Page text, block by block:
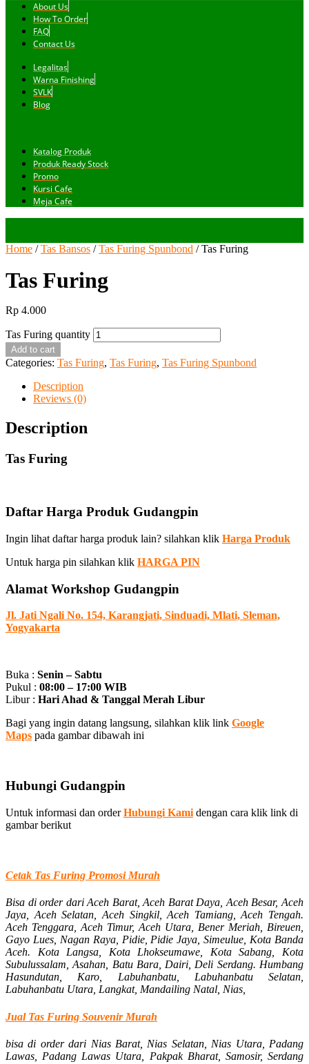
About Us
How To Order
FAQ
Contact Us
Legalitas
Warna Finishing
SVLK
Blog
Katalog Produk
Produk Ready Stock
Promo
Kursi Cafe
Meja Cafe
Home /Tas Bansos /Tas Furing Spunbond / Tas Furing
Tas Furing
Rp 4.000
Tas Furing quantity
Add to cart
Categories: Tas Furing, Tas Furing, Tas Furing Spunbond
Description
Reviews (0)
Description
Tas Furing
Daftar Harga Produk Gudangpin
Ingin lihat daftar harga produk lain? silahkan klik Harga Produk
Untuk harga pin silahkan klik HARGA PIN
Alamat Workshop Gudangpin
Jl. Jati Ngali No. 154, Karangjati, Sinduadi, Mlati, Sleman,
Yogyakarta
Buka : Senin – Sabtu
Pukul : 08:00 – 17:00 WIB
Libur : Hari Ahad & Tanggal Merah Libur
Bagi yang ingin datang langsung, silahkan klik link Google
Maps pada gambar dibawah ini
Hubungi Gudangpin
Untuk informasi dan orderHubungi Kami dengan cara klik link di
gambar berikut
Cetak Tas Furing Promosi Murah
Bisa di order dariAceh Barat, Aceh Barat Daya, Aceh Besar, Aceh
Jaya, Aceh Selatan, Aceh Singkil, Aceh Tamiang, Aceh Tengah.
Aceh Tenggara, Aceh Timur, Aceh Utara, Bener Meriah, Bireuen,
Gayo Lues, Nagan Raya, Pidie, Pidie Jaya, Simeulue, Kota Banda
Aceh. Kota Langsa, Kota Lhokseumawe, Kota Sabang, Kota
Subulussalam, Asahan, Batu Bara, Dairi, Deli Serdang. Humbang
Hasundutan, Karo, Labuhanbatu, Labuhanbatu Selatan,
Labuhanbatu Utara, Langkat, Mandailing Natal, Nias,
Jual Tas Furing Souvenir Murah
bisa di order dari Nias Barat, Nias Selatan, Nias Utara, Padang
Lawas, Padang Lawas Utara, Pakpak Bharat, Samosir, Serdang